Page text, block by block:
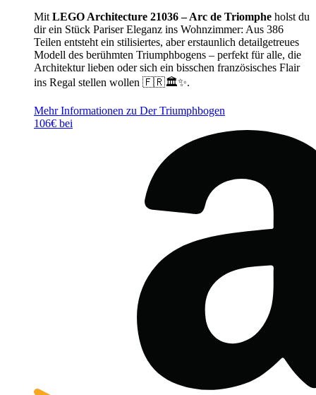
Mit LEGO Architecture 21036 – Arc de Triomphe holst du
dir ein Stück Pariser Eleganz ins Wohnzimmer: Aus 386
Teilen entsteht ein stilisiertes, aber erstaunlich detailgetreues
Modell des berühmten Triumphbogens – perfekt für alle, die
Architektur lieben oder sich ein bisschen französisches Flair
ins Regal stellen wollen 🇫🇷🏛️✨.
Mehr Informationen zu Der Triumphbogen
106€ bei